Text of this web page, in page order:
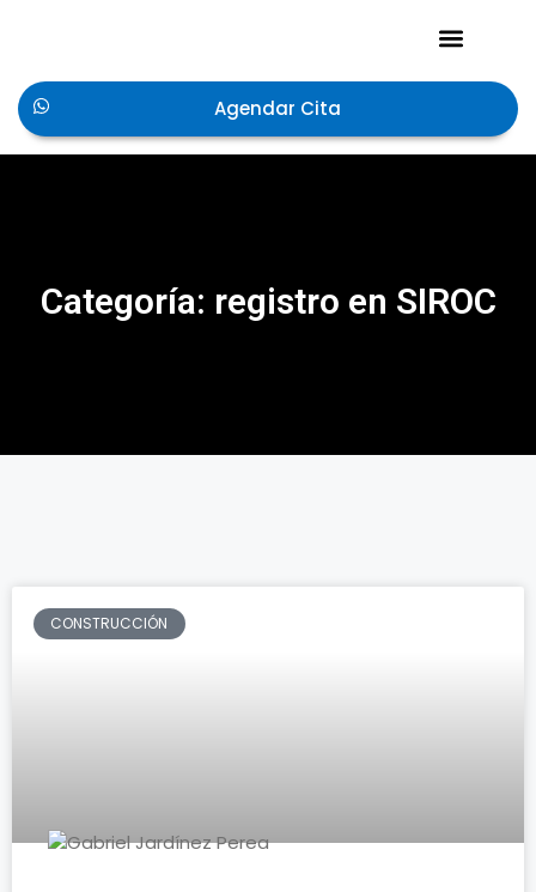
Agendar Cita
Categoría: registro en SIROC
CONSTRUCCIÓN